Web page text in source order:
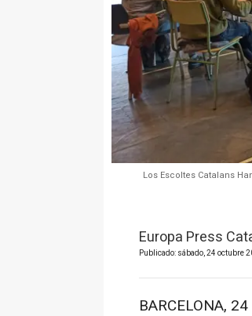
Los Escoltes Catalans
Europa Press
Publicado: sábado, 24 octubre
BARCELONA,